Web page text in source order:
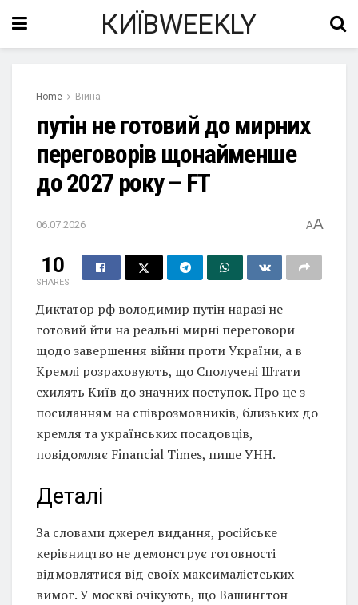
КИЇВWEEKLY
Home Війна
путін не готовий до мирних
переговорів щонайменше
до 2027 року – FT
06.07.2026 AA
10
SHARES
Диктатор рф володимир путін наразі не
готовий йти на реальні мирні переговори
щодо завершення війни проти України, а в
Кремлі розраховують, що Сполучені Штати
схилять Київ до значних поступок. Про це з
посиланням на співрозмовників, близьких до
кремля та українських посадовців,
повідомляє Financial Times, пише УНН.
Деталі
За словами джерел видання, російське
керівництво не демонструє готовності
відмовлятися від своїх максималістських
вимог. У москві очікують, що Вашингтон